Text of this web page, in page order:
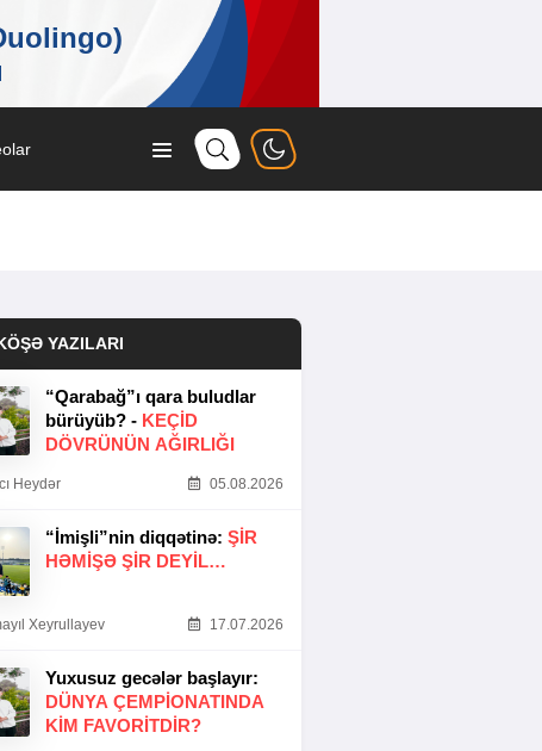
YAZILARI
“Qarabağ”ı qara buludlar
bürüyüb? - KEÇID
DÖVRÜNÜN AĞIRLIĞI
Heydər 05.08.2026
“İmişli”nin diqqətinə: ŞIR
HƏMIŞƏ ŞIR DEYIL…
Xeyrullayev 17.07.2026
Yuxusuz gecələr başlayır:
DÜNYA ÇEMPIONATINDA
KIM FAVORITDIR?